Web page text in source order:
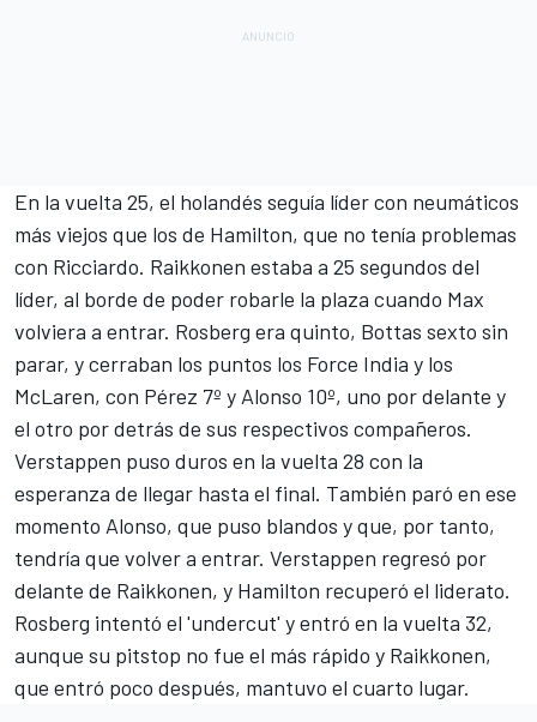
En la vuelta 25, el holandés seguía líder con neumáticos
más viejos que los de Hamilton, que no tenía problemas
con Ricciardo. Raikkonen estaba a 25 segundos del
líder, al borde de poder robarle la plaza cuando Max
volviera a entrar. Rosberg era quinto, Bottas sexto sin
parar, y cerraban los puntos los Force India y los
McLaren, con Pérez 7º y Alonso 10º, uno por delante y
el otro por detrás de sus respectivos compañeros.
Verstappen puso duros en la vuelta 28 con la
esperanza de llegar hasta el final. También paró en ese
momento Alonso, que puso blandos y que, por tanto,
tendría que volver a entrar. Verstappen regresó por
delante de Raikkonen, y Hamilton recuperó el liderato.
Rosberg intentó el 'undercut' y entró en la vuelta 32,
aunque su pitstop no fue el más rápido y Raikkonen,
que entró poco después, mantuvo el cuarto lugar.